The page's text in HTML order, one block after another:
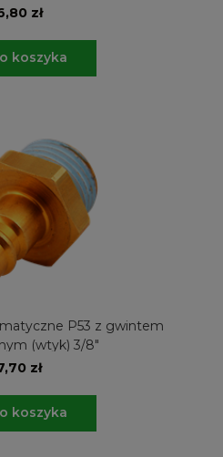
zł
koszyka
P53 z gwintem
(wtyk) 3/8"
zł
koszyka